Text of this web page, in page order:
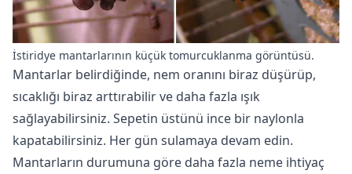
İstiridye mantarlarının küçük tomurcuklanma görüntüsü.
Mantarlar belirdiğinde, nem oranını biraz düşürüp,
sıcaklığı biraz arttırabilir ve daha fazla ışık
sağlayabilirsiniz. Sepetin üstünü ince bir naylonla
kapatabilirsiniz. Her gün sulamaya devam edin.
Mantarların durumuna göre daha fazla neme ihtiyaç